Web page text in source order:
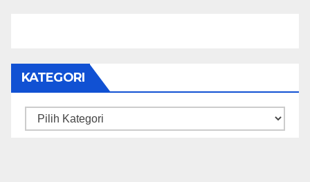
KATEGORI
Kategori